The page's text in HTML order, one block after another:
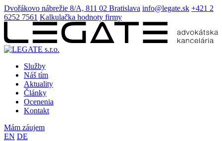
Dvořákovo nábrežie 8/A, 811 02 Bratislava info@legate.sk +421 2
6252 7561 Kalkulačka hodnoty firmy
Služby
Náš tím
Aktuality
Články
Ocenenia
Kontakt
Mám záujem
EN DE